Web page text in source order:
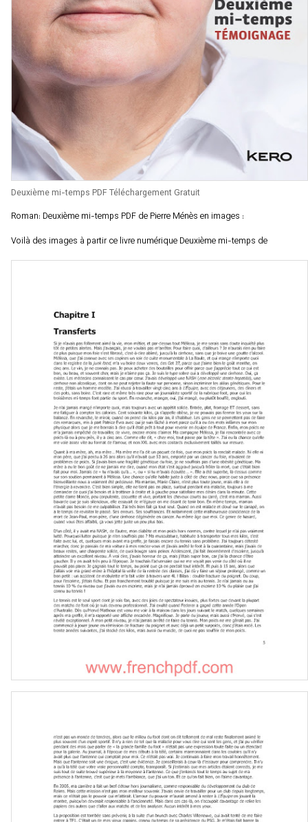
Deuxième mi-temps PDF Téléchargement Gratuit
Roman: Deuxième mi-temps PDF de Pierre Ménès en images :
Voilà des images à partir ce livre numérique Deuxième mi-temps de